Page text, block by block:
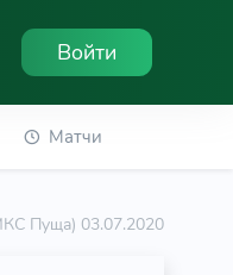
Войти
Матчи
Пуща) 03.07.2020